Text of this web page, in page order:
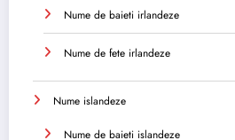
Nume de baieti irlandeze
Nume de fete irlandeze
Nume islandeze
Nume de baieti islandeze